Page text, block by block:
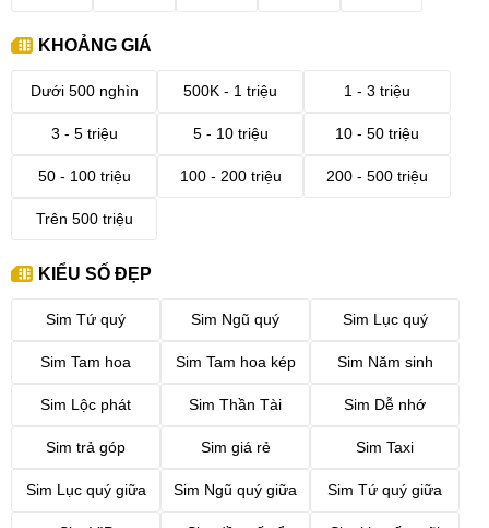
KHOẢNG GIÁ
Dưới 500 nghìn 500K - 1 triệu 1 - 3 triệu
3 - 5 triệu 5 - 10 triệu 10 - 50 triệu
50 - 100 triệu 100 - 200 triệu 200 - 500 triệu
Trên 500 triệu
KIỂU SỐ ĐẸP
Sim Tứ quý Sim Ngũ quý Sim Lục quý
Sim Tam hoa Sim Tam hoa kép Sim Năm sinh
Sim Lộc phát Sim Thần Tài Sim Dễ nhớ
Sim trả góp Sim giá rẻ Sim Taxi
Sim Lục quý giữa Sim Ngũ quý giữa Sim Tứ quý giữa